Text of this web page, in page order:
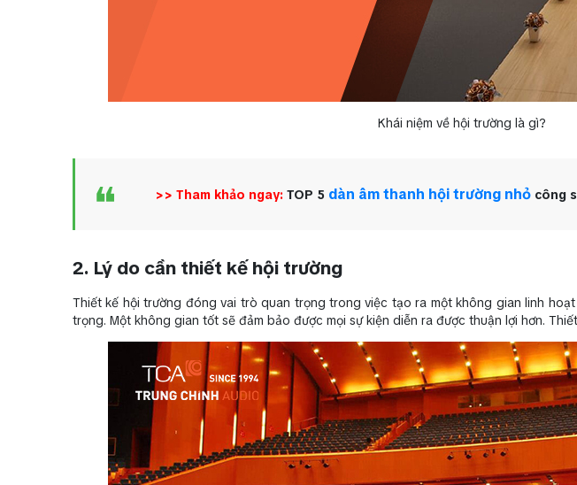
Khái niệm về hội trường là gì?
>> Tham khảo ngay: TOP 5 dàn âm thanh hội trường nhỏcông
2. Lý do cần thiết kế hội trường
Thiết kế hội trường đóng vai trò quan trọng trong việc tạo ra một không gian linh
trọng. Một không gian tốt sẽ đảm bảo được mọi sự kiện diễn ra được thuận lợi hơn.